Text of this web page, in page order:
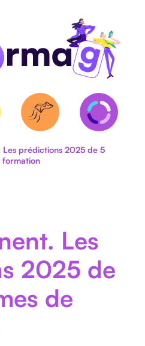
Les prédictions 2025 de 5
formation
Les
2025 de
de